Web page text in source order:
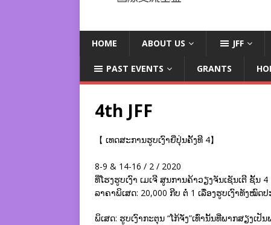
HOME ABOUT US JFF
PAST EVENTS GRANTS
4th JFF
【 ເທດສະການຮູບເງົາຍີ່ປຸ່ນຄັ້ງທີ 4】
8-9 & 14-16 / 2 / 2020
ທີ່ໂຮງຮູບເງົາ ເມເຈີ ສູນການຄ້າວຽງຈັນເຊັນເຕີ ຊັ້ນ 4
ລາຄາພິເສດ: 20,000 ກີບ ຕໍ່ 1 ເລື່ອງຮູບເງົາທັງໝົ
ພິເສດ: ຮູບເງົາກະຕຸນ “ໂກ້ຈັ່ງ”ເທົ່ານັ້ນທີ່ພາກສຽງເ